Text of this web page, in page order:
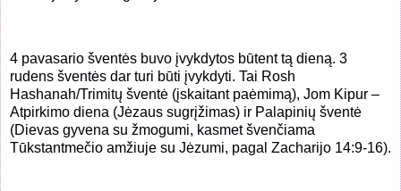
4 pavasario šventės buvo įvykdytos būtent tą dieną. 3
rudens šventės dar turi būti įvykdyti. Tai Rosh
Hashanah/Trimitų šventė (įskaitant paėmimą), Jom Kipur –
Atpirkimo diena (Jėzaus sugrįžimas) ir Palapinių šventė
(Dievas gyvena su žmogumi, kasmet švenčiama
Tūkstantmečio amžiuje su Jėzumi, pagal Zacharijo 14:9-16).